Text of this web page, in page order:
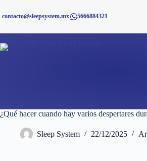
contenido
contacto@sleepsystem.mx 5666884321
¿Qué hacer cuando hay varios despertares
Sleep System 22/12/2025